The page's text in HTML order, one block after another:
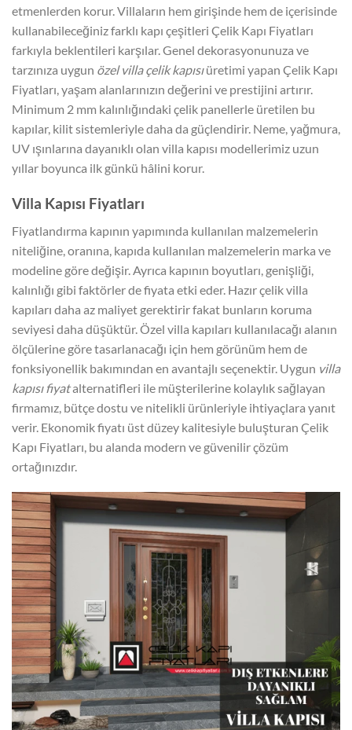
etmenlerden korur. Villaların hem girişinde hem de içerisinde
kullanabileceğiniz farklı kapı çeşitleri Çelik Kapı Fiyatları
farkıyla beklentileri karşılar. Genel dekorasyonunuza ve
tarzınıza uygun özel villa çelik kapısıüretimi yapan Çelik Kapı
Fiyatları, yaşam alanlarınızın değerini ve prestijini artırır.
Minimum 2 mm kalınlığındaki çelik panellerle üretilen bu
kapılar, kilit sistemleriyle daha da güçlendirir. Neme, yağmura,
UV ışınlarına dayanıklı olan villa kapısı modellerimiz uzun
yıllar boyunca ilk günkü hâlini korur.
Villa Kapısı Fiyatları
Fiyatlandırma kapının yapımında kullanılan malzemelerin
niteliğine, oranına, kapıda kullanılan malzemelerin marka ve
modeline göre değişir. Ayrıca kapının boyutları, genişliği,
kalınlığı gibi faktörler de fiyata etki eder. Hazır çelik villa
kapıları daha az maliyet gerektirir fakat bunların koruma
seviyesi daha düşüktür. Özel villa kapıları kullanılacağı alanın
ölçülerine göre tasarlanacağı için hem görünüm hem de
fonksiyonellik bakımından en avantajlı seçenektir. Uygun villa
kapısı fiyatalternatifleri ile müşterilerine kolaylık sağlayan
firmamız, bütçe dostu ve nitelikli ürünleriyle ihtiyaçlara yanıt
verir. Ekonomik fiyatı üst düzey kalitesiyle buluşturan Çelik
Kapı Fiyatları, bu alanda modern ve güvenilir çözüm
ortağınızdır.